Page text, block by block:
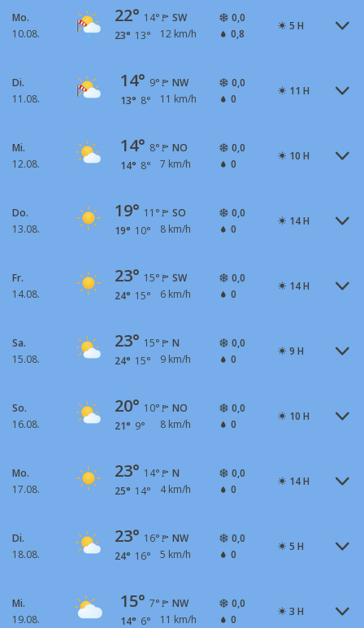
Mo.
10.08.
22° 14°
23° 13°
SW
12 km/h
0,0
0,8
5 H
Di.
11.08.
14° 9°
13° 8°
NW
11 km/h
0,0
0
11 H
Mi.
12.08.
14° 8°
14° 8°
NO
7 km/h
0,0
0
10 H
Do.
13.08.
19° 11°
19° 10°
SO
8 km/h
0,0
0
14 H
Fr.
14.08.
23° 15°
24° 15°
SW
6 km/h
0,0
0
14 H
Sa.
15.08.
23° 15°
24° 15°
N
9 km/h
0,0
0
9 H
So.
16.08.
20° 10°
21° 9°
NO
8 km/h
0,0
0
10 H
Mo.
17.08.
23° 14°
25° 14°
N
4 km/h
0,0
0
14 H
Di.
18.08.
23° 16°
24° 16°
NW
5 km/h
0,0
0
5 H
Mi.
19.08.
15° 7°
14° 6°
NW
11 km/h
0,0
0
3 H